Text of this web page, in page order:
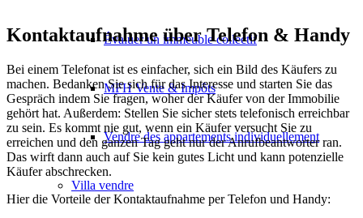
Évaluer un immeuble collectif
MFH Vente & Impôts
Vendre des appartements individuellement
Villa vendre
Kontaktaufnahme über Telefon & Handy
Bei einem Telefonat ist es einfacher, sich ein Bild des Käufers zu
machen. Bedanken Sie sich für das Interesse und starten Sie das
Gespräch indem Sie fragen, woher der Käufer von der Immobilie
gehört hat. Außerdem: Stellen Sie sicher stets telefonisch erreichbar
zu sein. Es kommt nie gut, wenn ein Käufer versucht Sie zu
erreichen und den ganzen Tag geht nur der Anrufbeantworter ran.
Das wirft dann auch auf Sie kein gutes Licht und kann potenzielle
Käufer abschrecken.
Hier die Vorteile der Kontaktaufnahme per Telefon und Handy: